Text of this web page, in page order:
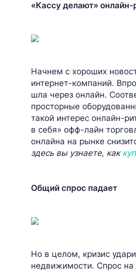
«Кассу делают»
Начнем с хороших
интернет-компаний.
шла через онлайн.
просторные
такой интерес онлайн-
в себя» офф-лайн
онлайна на рынке
здесь вы узнаете, как
Общий спрос падает
Но в целом, кризис
недвижимости. Спрос на